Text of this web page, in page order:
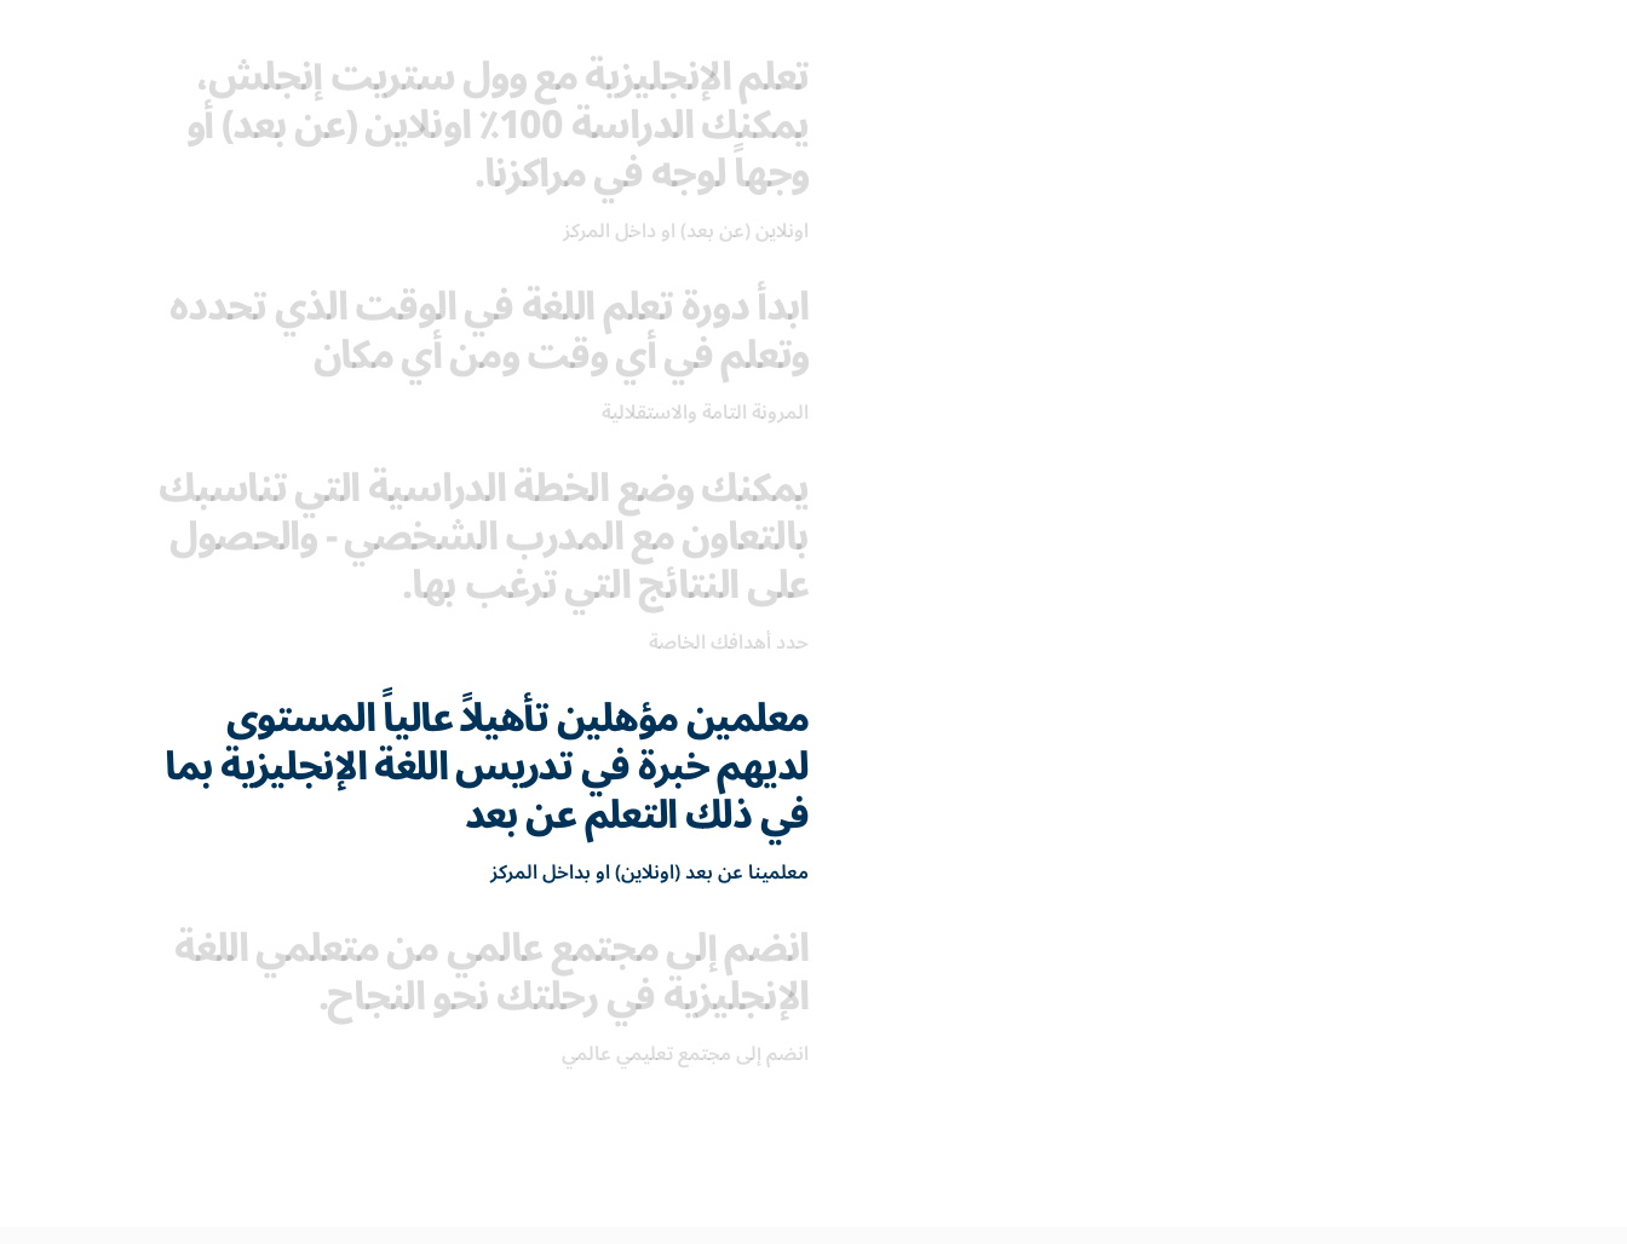
تعلم الإنجليزية مع وول ستريت إنجلش،
يمكنك الدراسة 100٪ اونلاين (عن بعد) أو
وجهاً لوجه في مراكزنا.
اونلاين (عن بعد) او داخل المركز
ابدأ دورة تعلم اللغة في الوقت الذي تحدده
وتعلم في أي وقت ومن أي مكان
المرونة التامة والاستقلالية
يمكنك وضع الخطة الدراسية التي تناسبك
بالتعاون مع المدرب الشخصي - والحصول
على النتائج التي ترغب بها.
حدد أهدافك الخاصة
معلمين مؤهلين تأهيلاً عالياً المستوى
لديهم خبرة في تدريس اللغة الإنجليزية بما
في ذلك التعلم عن بعد
معلمينا عن بعد (اونلاين) او بداخل المركز
انضم إلى مجتمع عالمي من متعلمي اللغة
الإنجليزية في رحلتك نحو النجاح.
انضم إلى مجتمع تعليمي عالمي